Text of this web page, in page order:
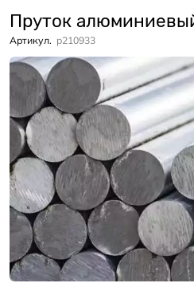
Пруток
Артикул. p210933